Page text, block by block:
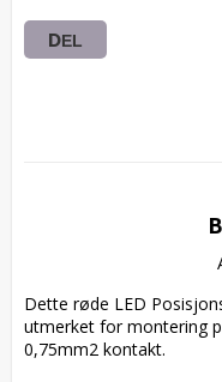
DEL
Dette røde LED
utmerket for montering
0,75mm2 kontakt.